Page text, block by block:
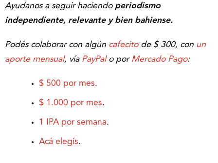
Ayudanos a seguir haciendo periodismo
independiente, relevante y bien bahiense.
Podés colaborar con algún cafecitode $ 300, con un
aporte mensual, víaPayPalo porMercado Pago:
$ 500 por mes.
$ 1.000 por mes.
1 IPA por semana.
Acá elegís.